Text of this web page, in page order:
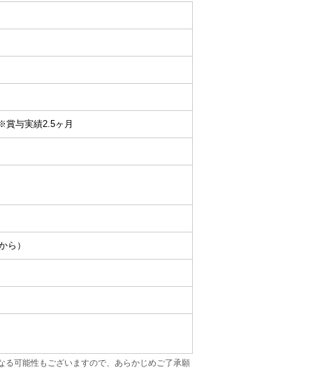
与実績2.5ヶ月
）
可能性もございますので、あらかじめご了承願